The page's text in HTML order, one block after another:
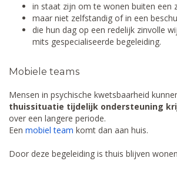
in staat zijn om te wonen buiten een
maar niet zelfstandig of in een
die hun dag op een redelijk zinvolle
mits gespecialiseerde begeleiding.
Mobiele teams
Mensen in psychische kwetsbaarheid
thuissituatie tijdelijk ondersteuning
over een langere periode.
Een mobiel team komt dan aan huis.
Door deze begeleiding is thuis blijven